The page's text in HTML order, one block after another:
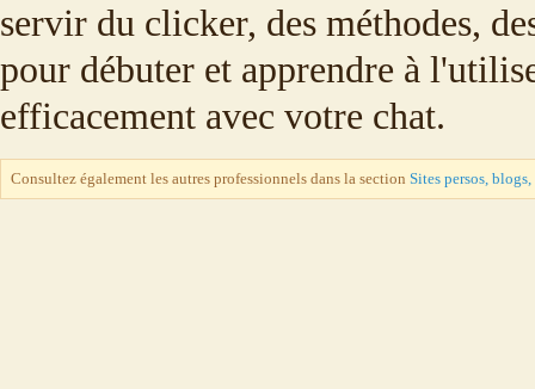
servir du clicker, des méthodes,
pour débuter et apprendre à
efficacement avec votre chat.
Consultez également les autres professionnels dans la section Sites persos,